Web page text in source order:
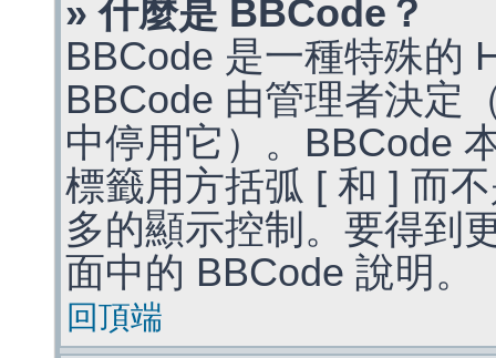
» 什麼是 BBCode？
BBCode 是一種特殊的
BBCode 由管理者決定
中停用它）。BBCode
標籤用方括弧 [ 和 ] 而
多的顯示控制。要得到
面中的 BBCode 說明。
回頂端